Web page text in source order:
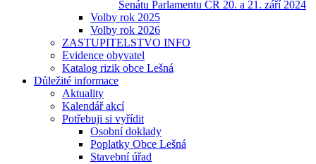
Senátu Parlamentu ČR 20. a 21. září 2024
Volby rok 2025
Volby rok 2026
ZASTUPITELSTVO INFO
Evidence obyvatel
Katalog rizik obce Lešná
Důležité informace
Aktuality
Kalendář akcí
Potřebuji si vyřídit
Osobní doklady
Poplatky Obce Lešná
Stavební úřad